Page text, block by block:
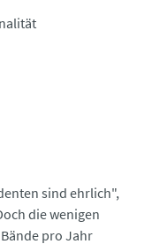
sind ehrlich",
die wenigen
pro Jahr